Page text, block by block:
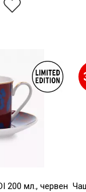
200 мл., червен